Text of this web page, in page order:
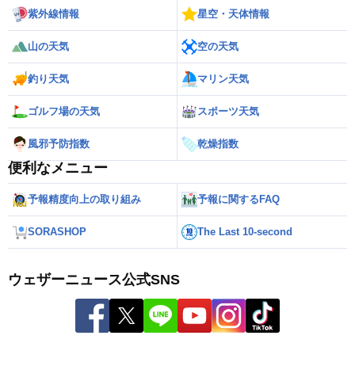
紫外線情報 星空・天体情報
山の天気 空の天気
釣り天気 マリン天気
ゴルフ場の天気 スポーツ天気
風邪予防指数 乾燥指数
便利なメニュー
予報精度向上の取り組み 予報に関するFAQ
SORASHOP The Last 10-second
ウェザーニュース公式SNS